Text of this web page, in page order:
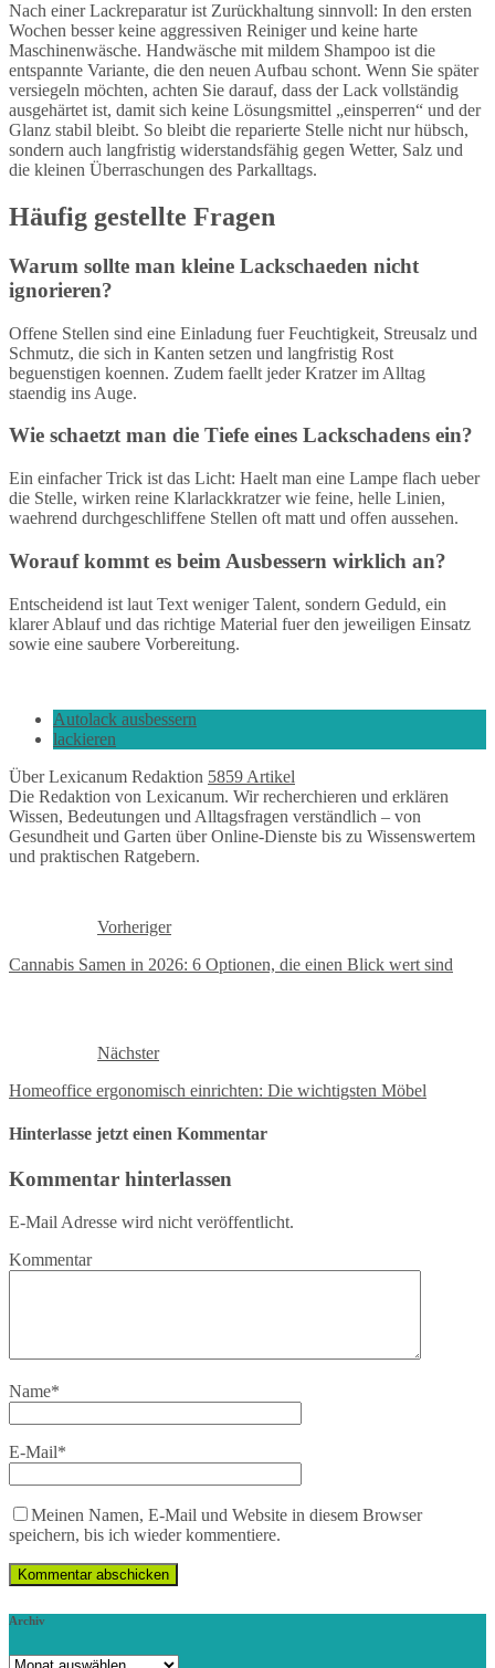
Nach einer Lackreparatur ist Zurückhaltung sinnvoll: In den ersten
Wochen besser keine aggressiven Reiniger und keine harte
Maschinenwäsche. Handwäsche mit mildem Shampoo ist die
entspannte Variante, die den neuen Aufbau schont. Wenn Sie später
versiegeln möchten, achten Sie darauf, dass der Lack vollständig
ausgehärtet ist, damit sich keine Lösungsmittel „einsperren“ und der
Glanz stabil bleibt. So bleibt die reparierte Stelle nicht nur hübsch,
sondern auch langfristig widerstandsfähig gegen Wetter, Salz und
die kleinen Überraschungen des Parkalltags.
Häufig gestellte Fragen
Warum sollte man kleine Lackschaeden nicht
ignorieren?
Offene Stellen sind eine Einladung fuer Feuchtigkeit, Streusalz und
Schmutz, die sich in Kanten setzen und langfristig Rost
beguenstigen koennen. Zudem faellt jeder Kratzer im Alltag
staendig ins Auge.
Wie schaetzt man die Tiefe eines Lackschadens ein?
Ein einfacher Trick ist das Licht: Haelt man eine Lampe flach ueber
die Stelle, wirken reine Klarlackkratzer wie feine, helle Linien,
waehrend durchgeschliffene Stellen oft matt und offen aussehen.
Worauf kommt es beim Ausbessern wirklich an?
Entscheidend ist laut Text weniger Talent, sondern Geduld, ein
klarer Ablauf und das richtige Material fuer den jeweiligen Einsatz
sowie eine saubere Vorbereitung.
Autolack ausbessern
lackieren
Über Lexicanum Redaktion 5859 Artikel
Die Redaktion von Lexicanum. Wir recherchieren und erklären
Wissen, Bedeutungen und Alltagsfragen verständlich – von
Gesundheit und Garten über Online-Dienste bis zu Wissenswertem
und praktischen Ratgebern.
Vorheriger
Cannabis Samen in 2026: 6 Optionen, die einen Blick wert sind
Nächster
Homeoffice ergonomisch einrichten: Die wichtigsten Möbel
Hinterlasse jetzt einen Kommentar
Kommentar hinterlassen
E-Mail Adresse wird nicht veröffentlicht.
Kommentar
Name*
E-Mail*
Meinen Namen, E-Mail und Website in diesem Browser
speichern, bis ich wieder kommentiere.
Archiv
Archiv